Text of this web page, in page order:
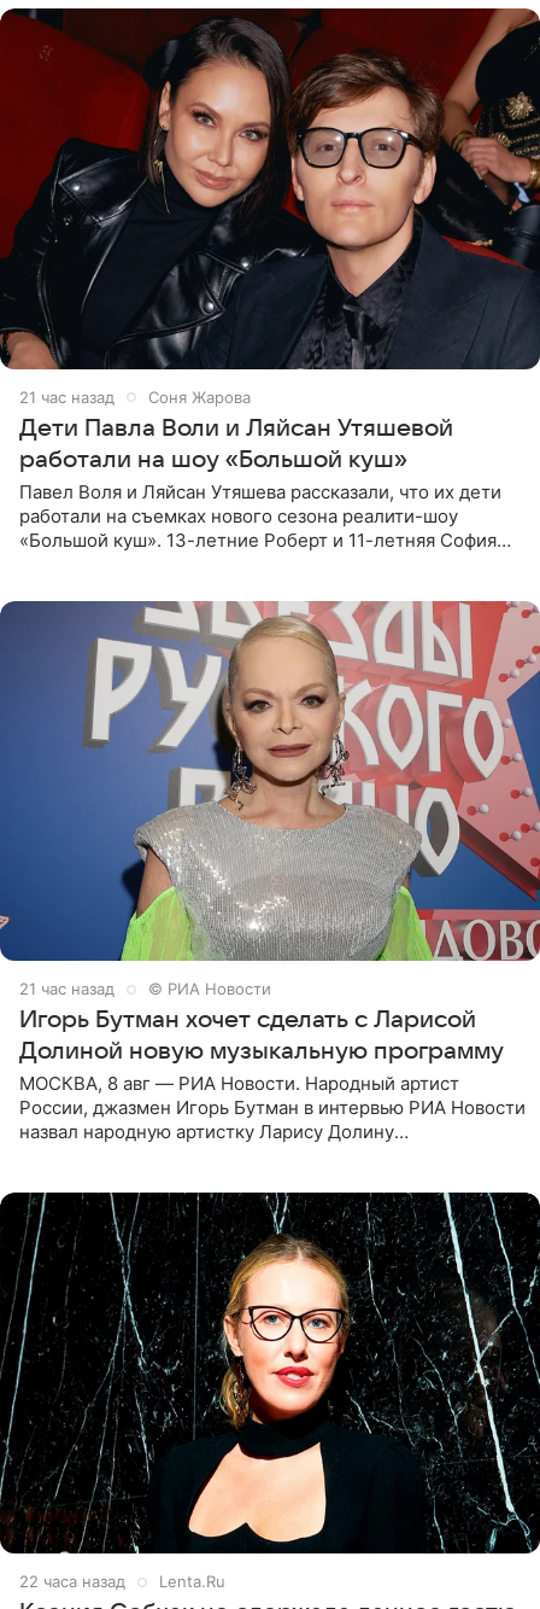
21 час назад Соня Жарова
Дети Павла Воли и Ляйсан Утяшевой
работали на шоу «Большой куш»
Павел Воля и Ляйсан Утяшева рассказали, что их дети
работали на съемках нового сезона реалити-шоу
«Большой куш». 13-летние Роберт и 11-летняя София
21 час назад © РИА Новости
Игорь Бутман хочет сделать с Ларисой
Долиной новую музыкальную программу
МОСКВА, 8 авг — РИА Новости. Народный артист
России, джазмен Игорь Бутман в интервью РИА Новости
назвал народную артистку Ларису Долину
22 часа назад Lenta.Ru